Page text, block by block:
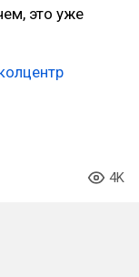
это уже
4K